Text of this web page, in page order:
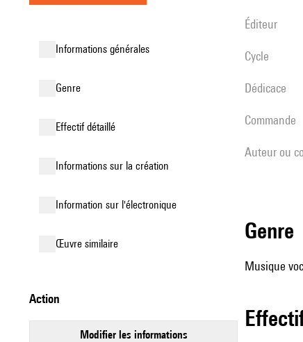
informations générales
genre
effectif détaillé
informations sur la création
Information sur l'électronique
œuvre similaire
action
modifier les informations
éditeur
Cycle
Dédicace
Commande
Auteur ou
genre
Musique